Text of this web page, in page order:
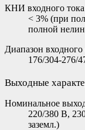
КНИ входного тока
< 3% (при
полной
Диапазон
176/304-276/
Выходные
Номинальное
220/380 В,
заземл.)